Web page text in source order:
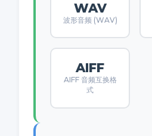
WAV
波形音频 (WAV)
AIFF
AIFF 音频互换格
式